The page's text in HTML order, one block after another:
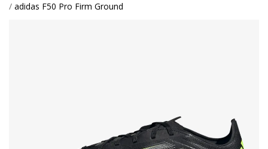
adidas F50 Pro Firm Ground